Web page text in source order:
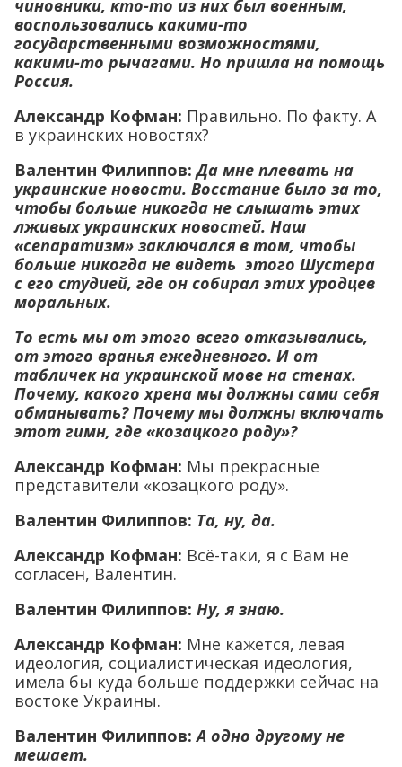
чиновники, кто-то из них был военным,
воспользовались какими-то
государственными возможностями,
какими-то рычагами. Но пришла на помощь
Россия.
Александр Кофман: Правильно. По факту. А
в украинских новостях?
Валентин Филиппов:Да мне плевать на
украинские новости. Восстание было за то,
чтобы больше никогда не слышать этих
лживых украинских новостей. Наш
«сепаратизм» заключался в том, чтобы
больше никогда не видеть этого Шустера
с его студией, где он собирал этих уродцев
моральных.
То есть мы от этого всего отказывались,
от этого вранья ежедневного. И от
табличек на украинской мове на стенах.
Почему, какого хрена мы должны сами себя
обманывать? Почему мы должны включать
этот гимн, где «козацкого роду»?
Александр Кофман: Мы прекрасные
представители «козацкого роду».
Валентин Филиппов: Та, ну, да.
Александр Кофман: Всё-таки, я с Вам не
согласен, Валентин.
Валентин Филиппов: Ну, я знаю.
Александр Кофман: Мне кажется, левая
идеология, социалистическая идеология,
имела бы куда больше поддержки сейчас на
востоке Украины.
Валентин Филиппов:А одно другому не
мешает.